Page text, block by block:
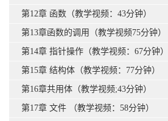
第12章 函数（教学视频：43分钟）
第13章函数的调用（教学视频75分钟）
第14章 指针操作（教学视频：67分钟）
第15章 结构体（教学视频：77分钟）
第16章共用体（教学视频;43分钟）
第17章 文件 （教学视频：58分钟）